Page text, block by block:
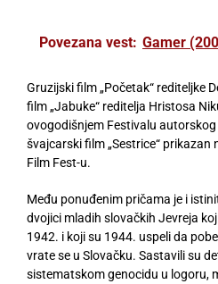
Povezana vest: Gamer
Gruzijski film „Početak“ rediteljke
film „Jabuke“ reditelja Hristosa
ovogodišnjem Festivalu autorskog
švajcarski film „Sestrice“ prikazan
Film Fest-u.
Među ponuđenim pričama je i
dvojici mladih slovačkih Jevreja
1942. i koji su 1944. uspeli da
vrate se u Slovačku. Sastavili su
sistematskom genocidu u logoru,